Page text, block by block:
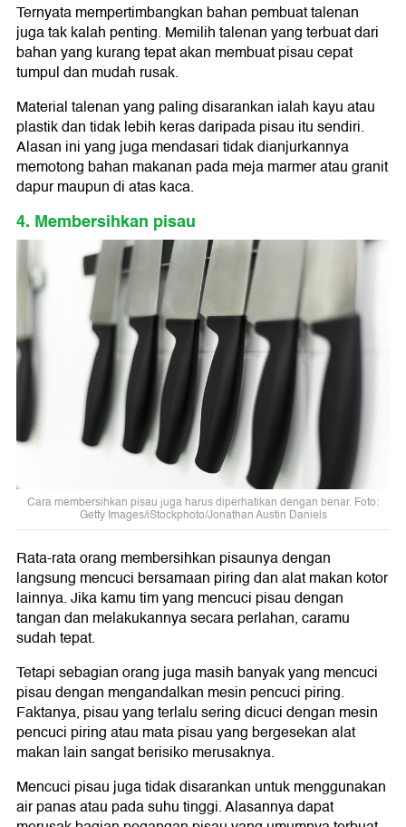
Ternyata mempertimbangkan bahan pembuat talenan
juga tak kalah penting. Memilih talenan yang terbuat dari
bahan yang kurang tepat akan membuat pisau cepat
tumpul dan mudah rusak.
Material talenan yang paling disarankan ialah kayu atau
plastik dan tidak lebih keras daripada pisau itu sendiri.
Alasan ini yang juga mendasari tidak dianjurkannya
memotong bahan makanan pada meja marmer atau granit
dapur maupun di atas kaca.
4. Membersihkan pisau
Cara membersihkan pisau juga harus diperhatikan dengan benar. Foto:
Getty Images/iStockphoto/Jonathan Austin Daniels
Rata-rata orang membersihkan pisaunya dengan
langsung mencuci bersamaan piring dan alat makan kotor
lainnya. Jika kamu tim yang mencuci pisau dengan
tangan dan melakukannya secara perlahan, caramu
sudah tepat.
Tetapi sebagian orang juga masih banyak yang mencuci
pisau dengan mengandalkan mesin pencuci piring.
Faktanya, pisau yang terlalu sering dicuci dengan mesin
pencuci piring atau mata pisau yang bergesekan alat
makan lain sangat berisiko merusaknya.
Mencuci pisau juga tidak disarankan untuk menggunakan
air panas atau pada suhu tinggi. Alasannya dapat